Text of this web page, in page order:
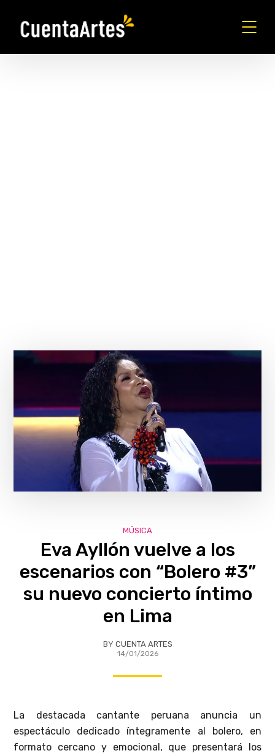
MÚSICA
Eva Ayllón vuelve a los
escenarios con “Bolero #3”
su nuevo concierto íntimo
en Lima
BY CUENTA ARTES
14/01/2026
La destacada cantante peruana anuncia un
espectáculo dedicado íntegramente al bolero, en
formato cercano y emocional, que presentará los